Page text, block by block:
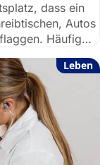
dass ein
Autos
Häufig
größten Flaggen
ohne Weiteres
Leben